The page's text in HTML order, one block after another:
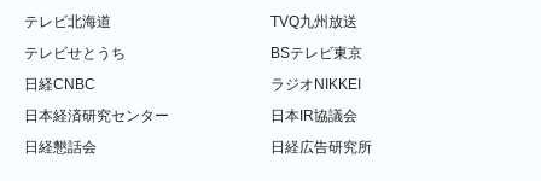
テレビ北海道
TVQ九州放送
テレビせとうち
BSテレビ東京
日経CNBC
ラジオNIKKEI
日本経済研究センター
日本IR協議会
日経懇話会
日経広告研究所